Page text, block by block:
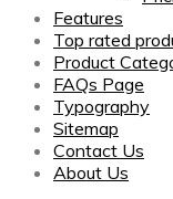
Features
Top rated
Product
FAQs Page
Typography
Sitemap
Contact Us
About Us